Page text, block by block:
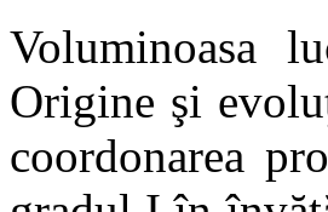
Voluminoasa
Origine şi
coordonarea